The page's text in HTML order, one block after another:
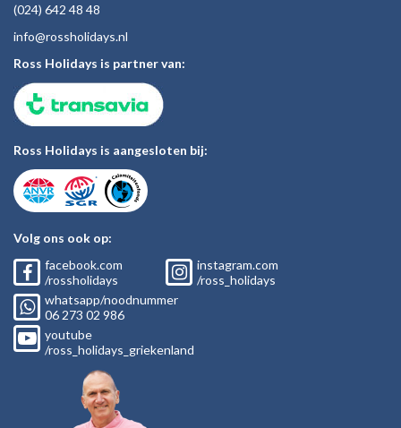
(024) 642 48 48
info@rossholidays.nl
Ross Holidays is partner van:
Ross Holidays is aangesloten bij:
Volg ons ook op:
facebook.com
/rossholidays
instagram.com
/ross_holidays
whatsapp/noodnummer
06 273 02 986
youtube
/ross_holidays_griekenland